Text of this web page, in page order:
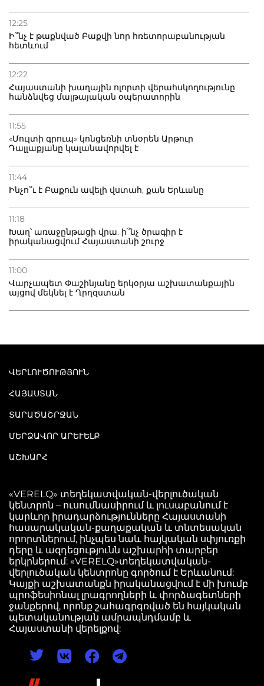
12:25
Ի՞նչ է թաքնված Բաքվի նոր հռետորաբանության
հետևում
12:22
Հայաստանի խաղային ոլորտի վերահսկողությունը
հանձնվեց մալթայական օպերատորին
11:55
«Մուլտի գրուպ» կոնցեռնի տնօրեն Արթուր
Դալլաքյանը կալանավորվել է
11:44
Ինչո՞ւ է Բաքուն ավելի վստահ, քան Երևանը
11:18
Խաղ՝ առաջընթացի վրա. ի՞նչ ծրագիր է
իրականացվում Հայաստանի շուրջ
11:00
Վարչապետ Փաշինյանը երկօրյա աշխատանքային
այցով մեկնել է Ղրղզստան
ՎԵՐԼՈՒԾՈՒԹՅՈՒՆ
ՀԱՅԱՍՏԱՆ
ՏԱՐԱԾԱՇՐՋԱՆ
ՄԵՐՁԱՎՈՐ ԱՐԵՒԵԼՔ
ԱՇԽԱՐՀ
«VERELQ» տեղեկատվական-վերլուծական
կենտրոն – ուսումնասիրում և լուսաբանում է
կարևոր իրադարձությունները Հայաստանի
հասարակական-քաղաքական և տնտեսական
որորտներում, ինչպես նաև հայկական սփյուռքի
դերը և ազդեցությունն աշխարհի տարբեր
երկրներում: «VERELQ»տեղեկատվական-
վերլուծական կենտրոնը գործում է Երևանում:
Կայքի աշխատանքն իրականացվում է մի խումբ
պրոֆեսիոնալ լրագրողների և փորձագետների
ջանքերով, որոնք շահագրգռված են հայկական
պետականության ամրապնդմամբ և
Հայաստանի վերելքով: